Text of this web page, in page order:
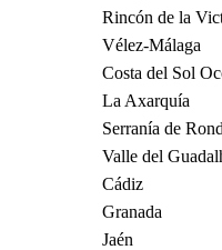
Rincón de la
Vélez-Málaga
Costa del Sol
La Axarquía
Serranía de
Valle del
Cádiz
Granada
Jaén